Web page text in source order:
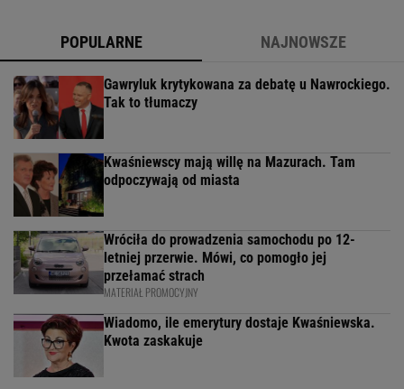
POPULARNE NAJNOWSZE
Gawryluk krytykowana za debatę u Nawrockiego.
Tak to tłumaczy
Kwaśniewscy mają willę na Mazurach. Tam
odpoczywają od miasta
Wróciła do prowadzenia samochodu po 12-
letniej przerwie. Mówi, co pomogło jej
przełamać strach
MATERIAŁ PROMOCYJNY
Wiadomo, ile emerytury dostaje Kwaśniewska.
Kwota zaskakuje